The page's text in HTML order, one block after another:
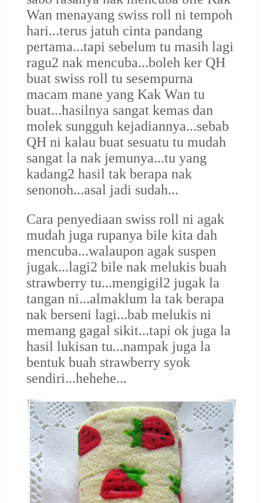
Wan menayang swiss roll ni tempoh
hari...terus jatuh cinta pandang
pertama...tapi sebelum tu masih lagi
ragu2 nak mencuba...boleh ker QH
buat swiss roll tu sesempurna
macam mane yang Kak Wan tu
buat...hasilnya sangat kemas dan
molek sungguh kejadiannya...sebab
QH ni kalau buat sesuatu tu mudah
sangat la nak jemunya...tu yang
kadang2 hasil tak berapa nak
senonoh...asal jadi sudah...
Cara penyediaan swiss roll ni agak
mudah juga rupanya bile kita dah
mencuba...walaupon agak suspen
jugak...lagi2 bile nak melukis buah
strawberry tu...mengigil2 jugak la
tangan ni...almaklum la tak berapa
nak berseni lagi...bab melukis ni
memang gagal sikit...tapi ok juga la
hasil lukisan tu...nampak juga la
bentuk buah strawberry syok
sendiri...hehehe...